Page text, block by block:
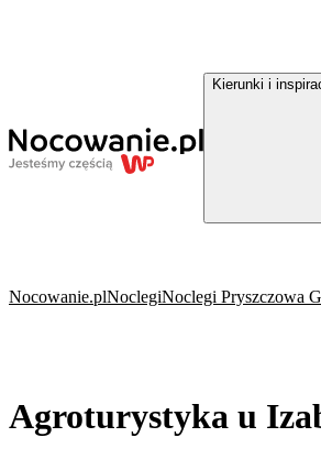
Kierunki i
Nocowanie.plNoclegiNoclegi Pryszczowa
Agroturystyka u